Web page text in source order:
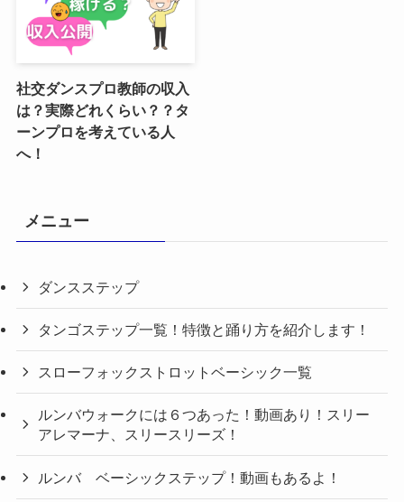
社交ダンスプロ教師の収入
は？実際どれくらい？？タ
ーンプロを考えている人
へ！
メニュー
ダンスステップ
タンゴステップ一覧！特徴と踊り方を紹介します！
スローフォックストロットベーシック一覧
ルンバウォークには６つあった！動画あり！スリー
アレマーナ、スリースリーズ！
ルンバ ベーシックステップ！動画もあるよ！